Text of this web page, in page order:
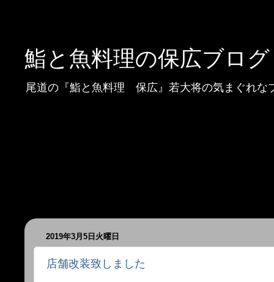
鮨と魚料理の保広ブログ
尾道の『鮨と魚料理 保広』若大将の気まぐれな
2019年3月5日火曜日
店舗改装致しました